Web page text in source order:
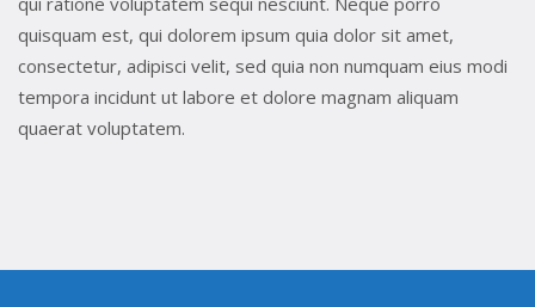
quisquam est, qui dolorem ipsum quia dolor sit amet,
consectetur, adipisci velit, sed quia non numquam eius modi
tempora incidunt ut labore et dolore magnam aliquam
quaerat voluptatem.